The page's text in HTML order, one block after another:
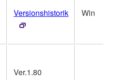
Versionshistorik
Win
Ver.1.80